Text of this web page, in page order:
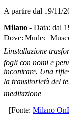
A partire dal 19/11/
Milano - Data: dal
Dove: Mudec 
Linstallazione
fogli con nomi e
incontrare. Una
la transitorietà del
meditazione
[Fonte: Milano